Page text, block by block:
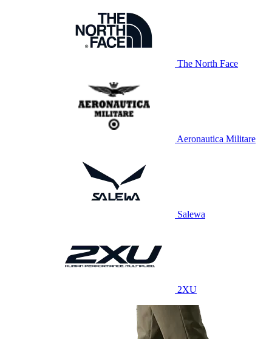
The North Face
Aeronautica Militare
Salewa
2XU